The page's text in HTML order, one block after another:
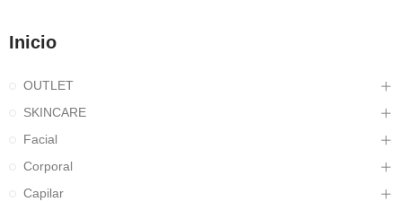
Inicio
OUTLET
SKINCARE
Facial
Corporal
Capilar